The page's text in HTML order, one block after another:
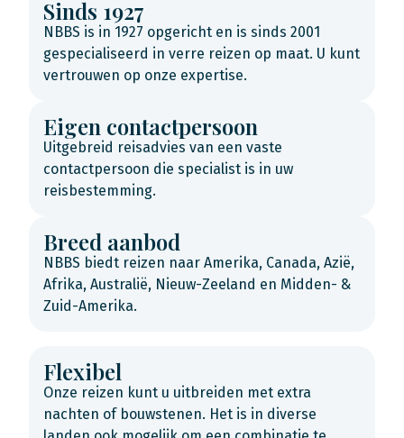
Sinds 1927
NBBS is in 1927 opgericht en is sinds 2001
gespecialiseerd in verre reizen op maat. U kunt
vertrouwen op onze expertise.
Eigen contactpersoon
Uitgebreid reisadvies van een vaste
contactpersoon die specialist is in uw
reisbestemming.
Breed aanbod
NBBS biedt reizen naar Amerika, Canada, Azië,
Afrika, Australië, Nieuw-Zeeland en Midden- &
Zuid-Amerika.
Flexibel
Onze reizen kunt u uitbreiden met extra
nachten of bouwstenen. Het is in diverse